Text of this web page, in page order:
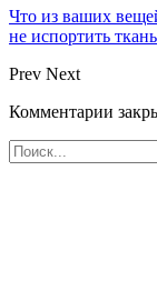
Что из ваших
не испортить ткань
Prev Next
Комментарии